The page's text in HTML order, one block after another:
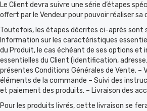
Le Client devra suivre une série d’étapes
offert par le Vendeur pour pouvoir réaliser sa
Toutefois, les étapes décrites ci-après sont
Information sur les caractéristiques
du Produit, le cas échéant de ses options et
essentielles du Client (identification,
présentes Conditions Générales de Vente. –
éléments de la commande – Suivi des
et paiement des produits. – Livraison des
Pour les produits livrés, cette livraison se fera